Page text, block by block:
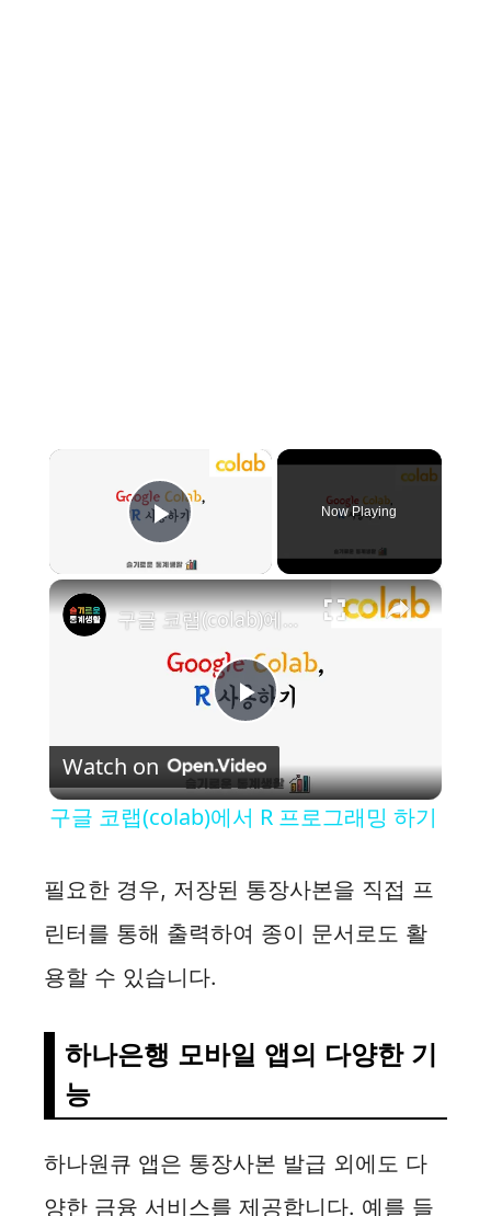
×
Play Video
Now Playing
×
P
l
y
i
d
e
구글 코랩(colab)에서 R 프로그래밍 하기
Watch on
구글 코랩(colab)에서 R 프로그래밍 하기
필요한 경우, 저장된 통장사본을 직접 프
린터를 통해 출력하여 종이 문서로도 활
용할 수 있습니다.
하나은행 모바일 앱의 다양한 기
능
하나원큐 앱은 통장사본 발급 외에도 다
양한 금융 서비스를 제공합니다. 예를 들